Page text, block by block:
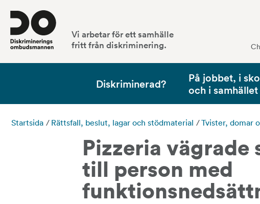
Vi arbetar för ett samhälle
fritt från diskriminering.
Diskriminerad?
På jobbet, i
och i samhället
Startsida / Rättsfall, beslut, lagar och stödmaterial /Tvister, domar
Pizzeria vägrade
till person med